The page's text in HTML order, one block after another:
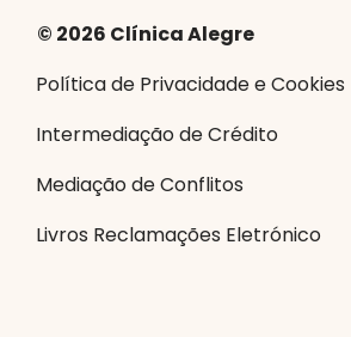
© 2026 Clínica Alegre
Política de Privacidade e Cookies
Livros Reclamações Eletrónico
Intermediação de Crédito
Mediação de Conflitos